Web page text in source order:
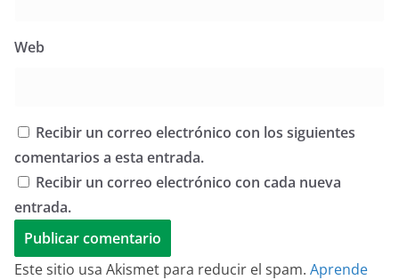
Web
Recibir un correo electrónico con los siguientes
comentarios a esta entrada.
Recibir un correo electrónico con cada nueva
entrada.
Este sitio usa Akismet para reducir el spam. Aprende